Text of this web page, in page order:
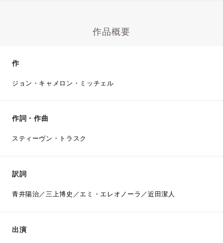
作品概要
作
ジョン・キャメロン・ミッチェル
作詞・作曲
スティーヴン・トラスク
訳詞
青井陽治／三上博史／エミ・エレオノーラ／近田潔人
出演